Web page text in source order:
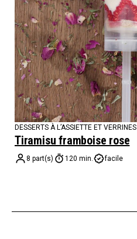
DESSERTS À L’ASSIETTE ET VERRINES
Tiramisu framboise rose
8 part(s) 120 min. facile